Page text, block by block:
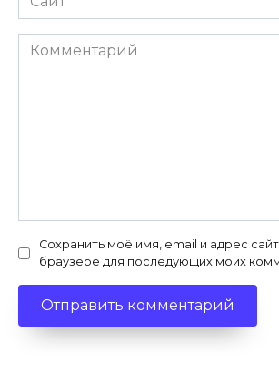
Комментарий
Сохранить моё имя, email и адрес
браузере для последующих моих